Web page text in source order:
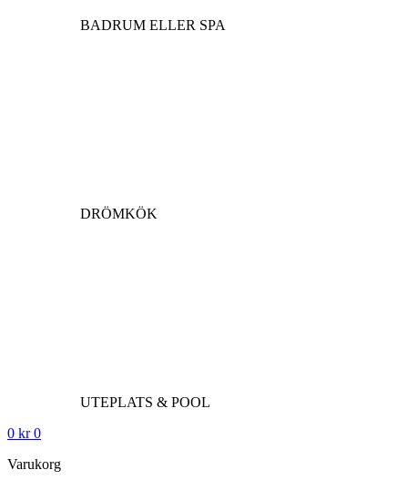
BADRUM ELLER SPA
DRÖMKÖK
UTEPLATS & POOL
0 kr 0
Varukorg